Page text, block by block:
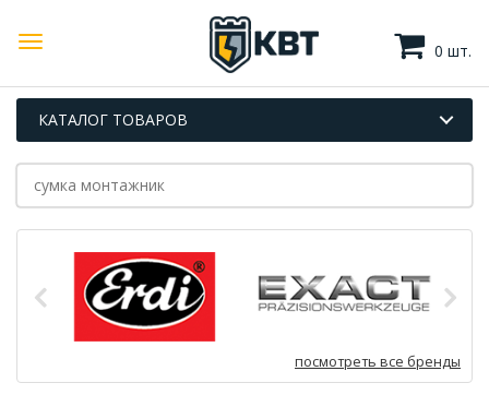
0 шт.
КАТАЛОГ ТОВАРОВ
посмотреть все бренды